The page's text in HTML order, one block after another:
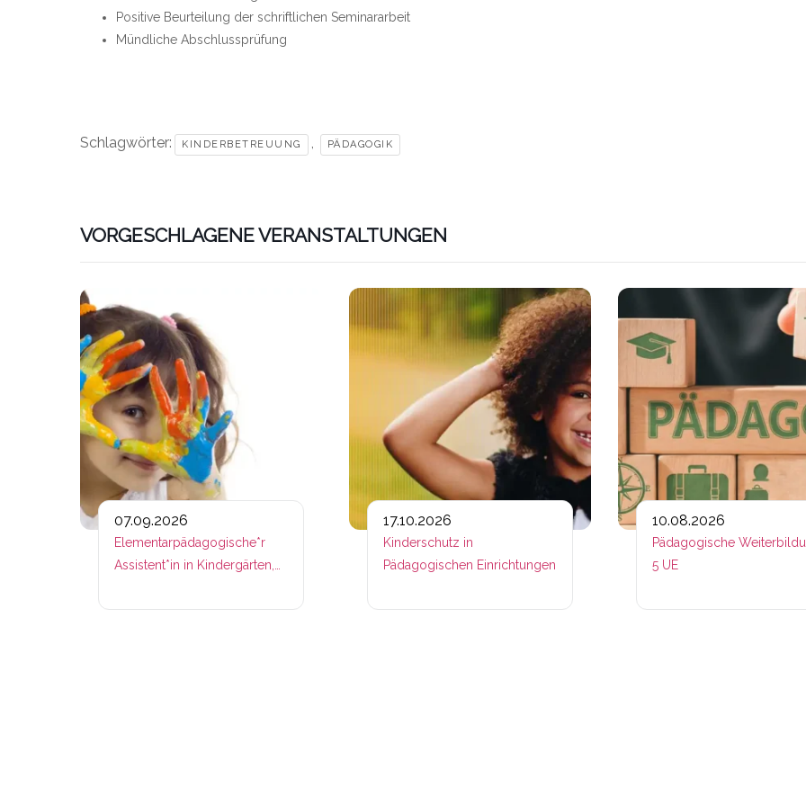
Positive Beurteilung der schriftlichen Seminararbeit
Mündliche Abschlussprüfung
Schlagwörter: KINDERBETREUUNG , PÄDAGOGIK
VORGESCHLAGENE VERANSTALTUNGEN
Link zu https://www.plativio.at/events/lern-und-freizeitbetreuerin-fuer-
07.09.2026
Elementarpädagogische*r
Assistent*in in Kindergärten,
Horten & Lern- und
Link zu https://www.plativio.at/
17.10.2026
Kinderschutz in
Pädagogischen Einrichtungen
10.08.2026
Pädagogische
5 UE